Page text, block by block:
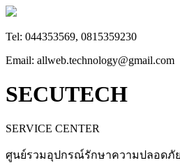
Tel: 044353569, 0815359230
Email: allweb.technology@gmail.com
SECUTECH
SERVICE CENTER
ศูนย์รวมอุปกรณ์รักษาความปลอดภั